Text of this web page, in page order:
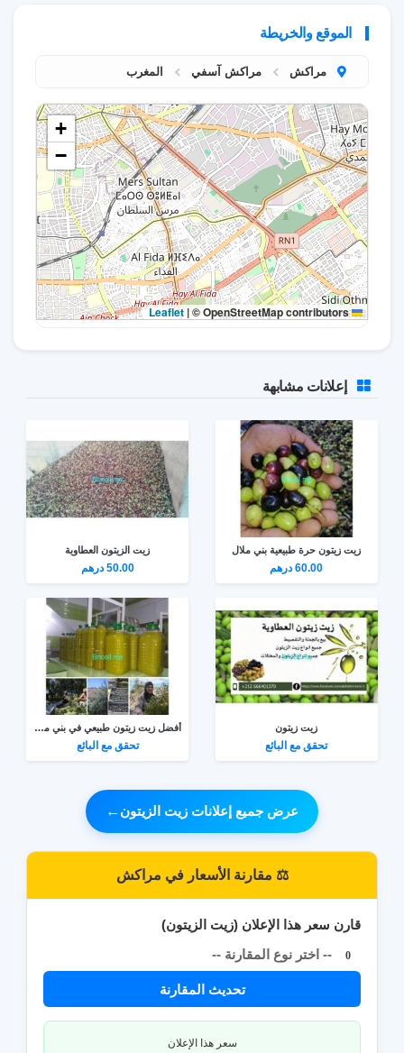
الموقع والخريطة
مراكش مراكش آسفي المغرب
+
−
Leaflet
|© OpenStreetMap contributors
إعلانات مشابهة
زيت زيتون حرة طبيعية بني ملال
60.00 درهم
زيت الزيتون العطاوية
50.00 درهم
زيت زيتون
تحقق مع البائع
أفضل زيت زيتون طبيعي في بني ملال 0666769143
تحقق مع البائع
عرض جميع إعلانات زيت الزيتون ←
⚖️ مقارنة الأسعار في مراكش
قارن سعر هذا الإعلان (زيت الزيتون)
-- اختر نوع المقارنة --
0
تحديث المقارنة
سعر هذا الإعلان